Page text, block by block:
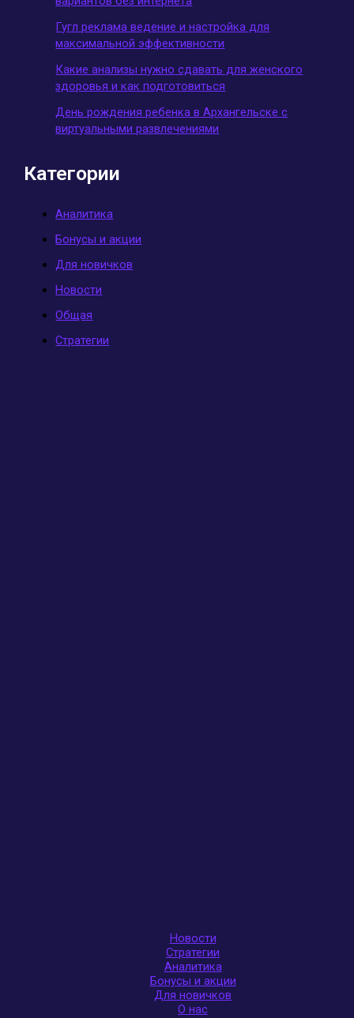
Гугл реклама ведение и настройка для
максимальной эффективности
Какие анализы нужно сдавать для женского
здоровья и как подготовиться
День рождения ребенка в Архангельске с
виртуальными развлечениями
Категории
Аналитика
Бонусы и акции
Для новичков
Новости
Общая
Стратегии
Новости
Стратегии
Аналитика
Бонусы и акции
Для новичков
О нас